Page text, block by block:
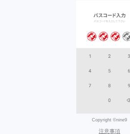
Copyright ©nine9
注意事項